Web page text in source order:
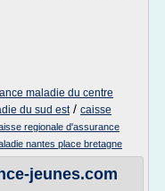
maladie du centre
du sud est/ caisse
regionale d'assurance
nantes place bretagne
jeunes.com